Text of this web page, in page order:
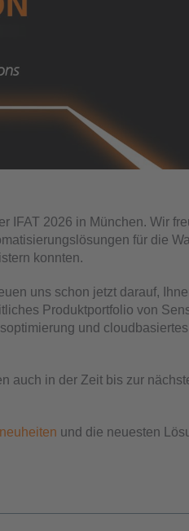
IFAT 2026 in München. Wir
für die
konnten.
uns schon jetzt darauf,
Produktportfolio von
und
auch in der Zeit bis zur
und die neuesten